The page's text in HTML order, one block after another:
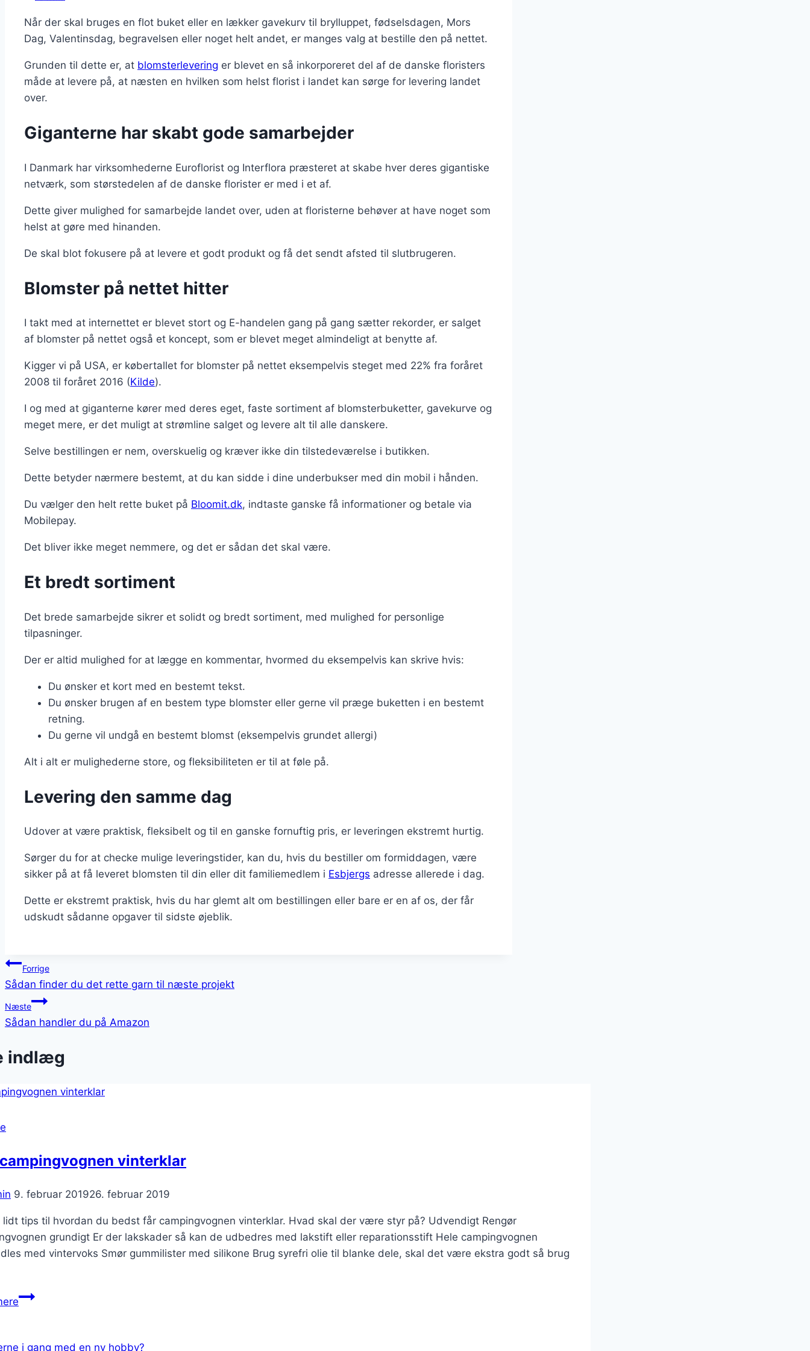
Når der skal bruges en flot buket eller en lækker gavekurv til brylluppet, fødselsdagen, Mors
Dag, Valentinsdag, begravelsen eller noget helt andet, er manges valg at bestille den på nettet.
Grunden til dette er, at blomsterlevering er blevet en så inkorporeret del af de danske floristers
måde at levere på, at næsten en hvilken som helst florist i landet kan sørge for levering landet
over.
Giganterne har skabt gode samarbejder
I Danmark har virksomhederne Euroflorist og Interflora præsteret at skabe hver deres gigantiske
netværk, som størstedelen af de danske florister er med i et af.
Dette giver mulighed for samarbejde landet over, uden at floristerne behøver at have noget som
helst at gøre med hinanden.
De skal blot fokusere på at levere et godt produkt og få det sendt afsted til slutbrugeren.
Blomster på nettet hitter
I takt med at internettet er blevet stort og E-handelen gang på gang sætter rekorder, er salget
af blomster på nettet også et koncept, som er blevet meget almindeligt at benytte af.
Kigger vi på USA, er købertallet for blomster på nettet eksempelvis steget med 22% fra foråret
2008 til foråret 2016 (Kilde).
I og med at giganterne kører med deres eget, faste sortiment af blomsterbuketter, gavekurve og
meget mere, er det muligt at strømline salget og levere alt til alle danskere.
Selve bestillingen er nem, overskuelig og kræver ikke din tilstedeværelse i butikken.
Dette betyder nærmere bestemt, at du kan sidde i dine underbukser med din mobil i hånden.
Du vælger den helt rette buket på Bloomit.dk, indtaste ganske få informationer og betale via
Mobilepay.
Det bliver ikke meget nemmere, og det er sådan det skal være.
Et bredt sortiment
Det brede samarbejde sikrer et solidt og bredt sortiment, med mulighed for personlige
tilpasninger.
Der er altid mulighed for at lægge en kommentar, hvormed du eksempelvis kan skrive hvis:
Du ønsker et kort med en bestemt tekst.
Du ønsker brugen af en bestem type blomster eller gerne vil præge buketten i en bestemt
retning.
Du gerne vil undgå en bestemt blomst (eksempelvis grundet allergi)
Alt i alt er mulighederne store, og fleksibiliteten er til at føle på.
Levering den samme dag
Udover at være praktisk, fleksibelt og til en ganske fornuftig pris, er leveringen ekstremt hurtig.
Sørger du for at checke mulige leveringstider, kan du, hvis du bestiller om formiddagen, være
sikker på at få leveret blomsten til din eller dit familiemedlem i Esbjergs adresse allerede i dag.
Dette er ekstremt praktisk, hvis du har glemt alt om bestillingen eller bare er en af os, der får
udskudt sådanne opgaver til sidste øjeblik.
Indlægsnavigation
Forrige
Sådan finder du det rette garn til næste projekt
Næste
Sådan handler du på Amazon
indlæg
vinterklar
9. februar 201926. februar 2019
lidt tips til hvordan du bedst får campingvognen vinterklar. Hvad skal der være styr på? Udvendigt Rengør
grundigt Er der lakskader så kan de udbedres med lakstift eller reparationsstift Hele campingvognen
med vintervoks Smør gummilister med silikone Brug syrefri olie til blanke dele, skal det være ekstra godt så brug
Gør